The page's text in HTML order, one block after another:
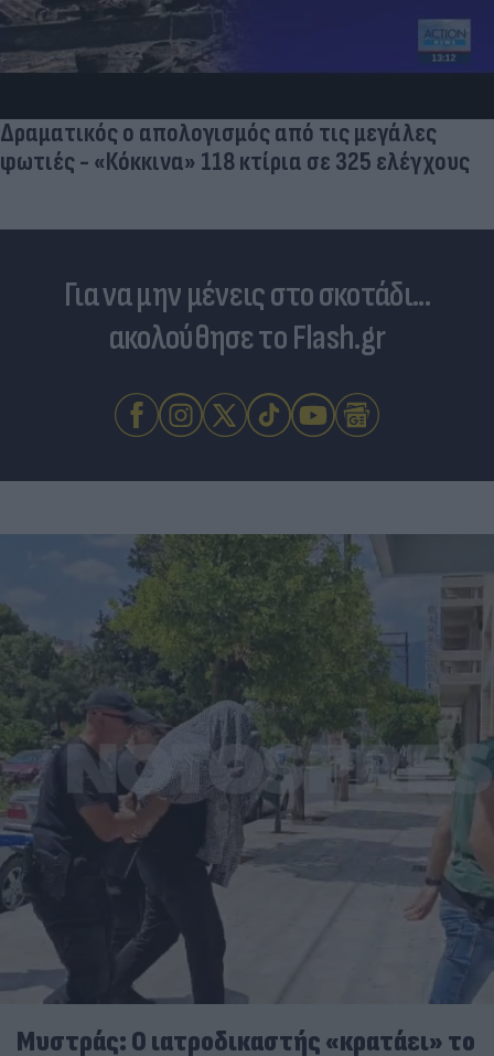
Δέκα εκατομμύρια followers δεν κάνουν λάθος- Η
Ντιλέτα Λεότα με μαγιό έγινε ξανά viral (photos)
Για να μην μένεις στο σκοτάδι...
ακολούθησε το Flash.gr
Μυστράς: Ο ιατροδικαστής «κρατάει» το